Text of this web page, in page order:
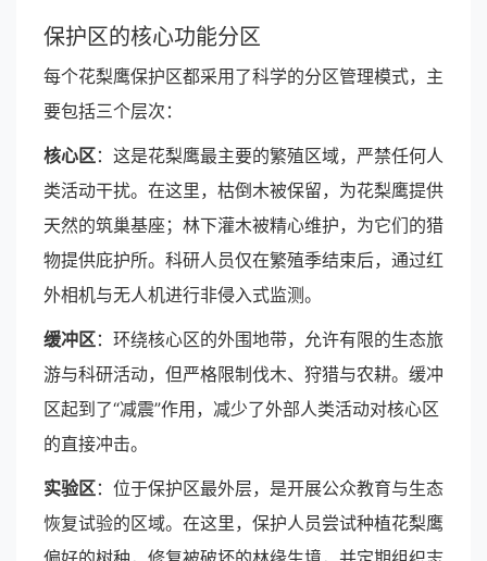
保护区的核心功能分区
每个花梨鹰保护区都采用了科学的分区管理模式，主
要包括三个层次：
核心区：这是花梨鹰最主要的繁殖区域，严禁任何人
类活动干扰。在这里，枯倒木被保留，为花梨鹰提供
天然的筑巢基座；林下灌木被精心维护，为它们的猎
物提供庇护所。科研人员仅在繁殖季结束后，通过红
外相机与无人机进行非侵入式监测。
缓冲区：环绕核心区的外围地带，允许有限的生态旅
游与科研活动，但严格限制伐木、狩猎与农耕。缓冲
区起到了“减震”作用，减少了外部人类活动对核心区
的直接冲击。
实验区：位于保护区最外层，是开展公众教育与生态
恢复试验的区域。在这里，保护人员尝试种植花梨鹰